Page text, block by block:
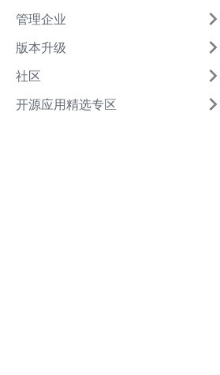
管理企业
版本升级
社区
开源应用精选专区